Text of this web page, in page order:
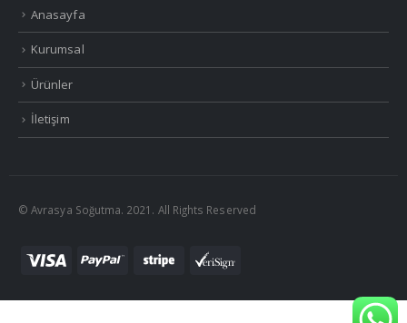
Anasayfa
Kurumsal
Ürünler
İletişim
© Avrasya Soğutma. 2021. All Rights Reserved